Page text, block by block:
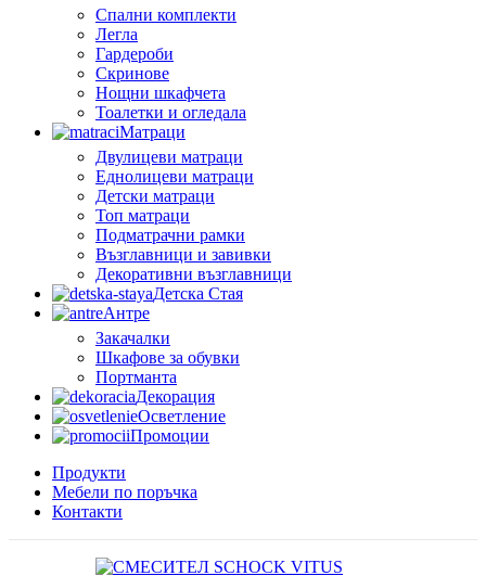
Спални комплекти
Легла
Гардероби
Скринове
Нощни шкафчета
Тоалетки и огледала
Матраци
Двулицеви матраци
Еднолицеви матраци
Детски матраци
Топ матраци
Подматрачни рамки
Възглавници и завивки
Декоративни възглавници
Детска Стая
Антре
Закачалки
Шкафове за обувки
Портманта
Декорация
Осветление
Промоции
Продукти
Мебели по поръчка
Контакти